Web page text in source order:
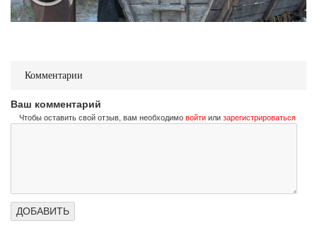
Комментарии
Ваш комментарий
Чтобы оставить свой отзыв, вам необходимо войти или зарегистрироваться